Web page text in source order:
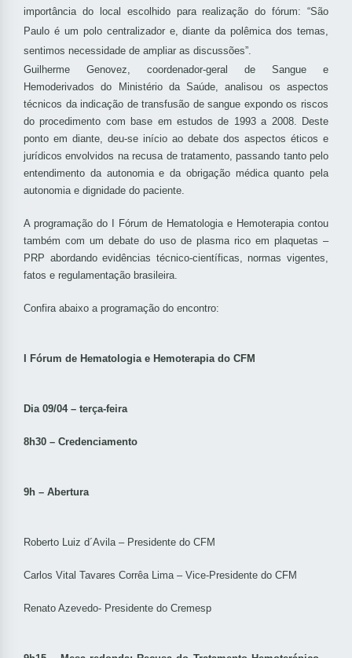
importância do local escolhido para realização do fórum: “São
Paulo é um polo centralizador e, diante da polêmica dos temas,
sentimos necessidade de ampliar as discussões”.
Guilherme Genovez, coordenador-geral de Sangue e
Hemoderivados do Ministério da Saúde, analisou os aspectos
técnicos da indicação de transfusão de sangue expondo os riscos
do procedimento com base em estudos de 1993 a 2008. Deste
ponto em diante, deu-se início ao debate dos aspectos éticos e
jurídicos envolvidos na recusa de tratamento, passando tanto pelo
entendimento da autonomia e da obrigação médica quanto pela
autonomia e dignidade do paciente.
A programação do I Fórum de Hematologia e Hemoterapia contou
também com um debate do uso de plasma rico em plaquetas –
PRP abordando evidências técnico-científicas, normas vigentes,
fatos e regulamentação brasileira.
Confira abaixo a programação do encontro:
I Fórum de Hematologia e Hemoterapia do CFM
Dia 09/04 – terça-feira
8h30 – Credenciamento
9h – Abertura
Roberto Luiz d´Avila – Presidente do CFM
Carlos Vital Tavares Corrêa Lima – Vice-Presidente do CFM
Renato Azevedo- Presidente do Cremesp